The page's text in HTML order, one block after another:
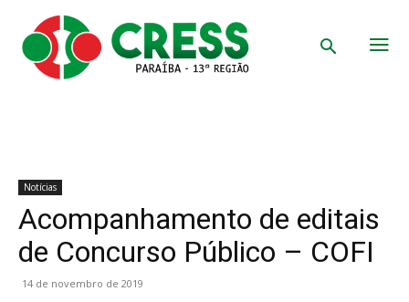
Notícias
Acompanhamento de editais
de Concurso Público – COFI
14 de novembro de 2019